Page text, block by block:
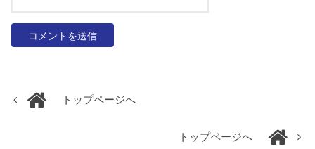
トップページへ
トップページへ